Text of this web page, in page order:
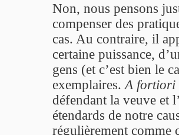
Non, nous pensons
compenser des
cas. Au contraire, il
certaine puissance,
gens (et c’est bien le
exemplaires. A fortiori
défendant la veuve et
étendards de notre
régulièrement comme